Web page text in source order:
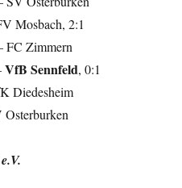
Mosbach, 2:1
FC Zimmern
VfB Sennfeld, 0:1
Diedesheim